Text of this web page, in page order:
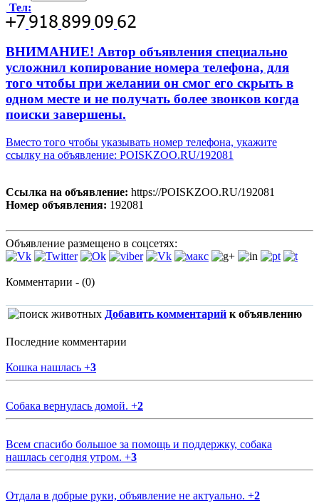
Тел:
ВНИМАНИЕ! Автор объявления специально
усложнил копирование номера телефона, для
того чтобы при желании он смог его скрыть в
одном месте и не получать более звонков когда
поиски завершены.
Вместо того чтобы указывать номер телефона, укажите
ссылку на объявление: POISKZOO.RU/192081
Ссылка на объявление: https://POISKZOO.RU/192081
Номер объявления: 192081
Объявление размещено в соцсетях:
Комментарии - (0)
Добавить комментарий к объявлению
Последние комментарии
Кошка нашлась +3
Собака вернулась домой. +2
Всем спасибо большое за помощь и поддержку, собака
нашлась сегодня утром. +3
Отдала в добрые руки, объявление не актуально. +2